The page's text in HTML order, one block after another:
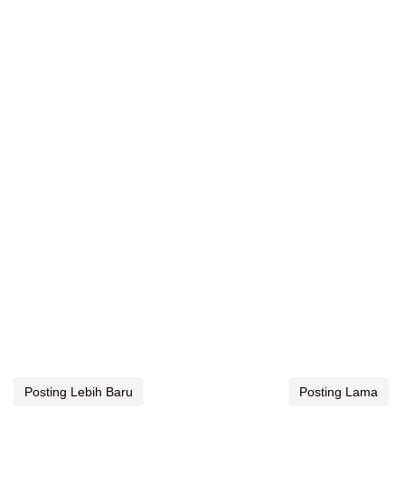
Posting Lebih Baru Posting Lama